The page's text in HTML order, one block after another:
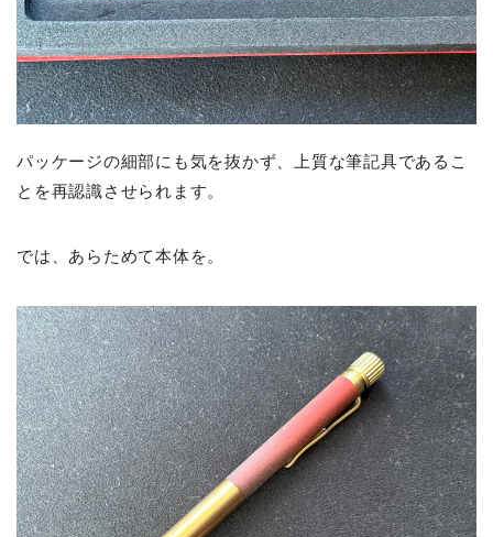
パッケージの細部にも気を抜かず、上質な筆記具であるこ
とを再認識させられます。
では、あらためて本体を。